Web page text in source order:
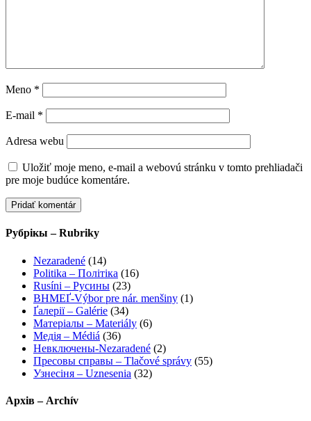
Meno *
E-mail *
Adresa webu
Uložiť moje meno, e-mail a webovú stránku v tomto prehliadači
pre moje budúce komentáre.
Рубрікы – Rubriky
Nezaradené (14)
Politika – Політіка (16)
Rusíni – Русины (23)
ВНМЕҐ-Výbor pre nár. menšiny (1)
Ґалерії – Galérie (34)
Матеріалы – Materiály (6)
Медія – Médiá (36)
Невключены-Nezaradené (2)
Пресовы справы – Tlačové správy (55)
Узнесіня – Uznesenia (32)
Архів – Archív